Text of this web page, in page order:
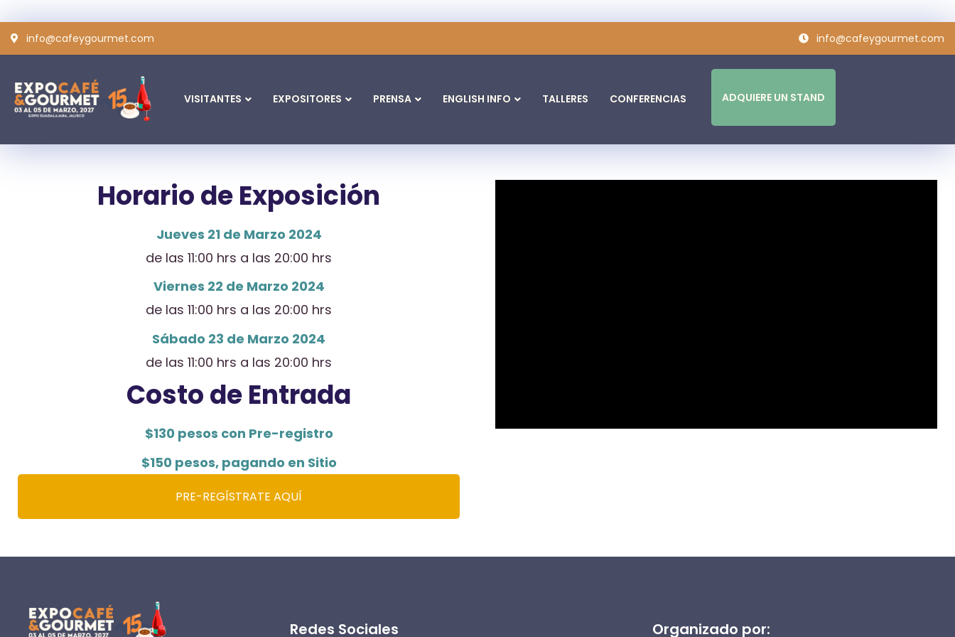
info@cafeygourmet.com info@cafeygourmet.com
VISITANTES EXPOSITORES PRENSA ENGLISH INFO TALLERES CONFERENCIAS ADQUIERE UN STAND
Horario de Exposición
Jueves 21 de Marzo 2024
de las 11:00 hrs a las 20:00 hrs
Viernes 22 de Marzo 2024
de las 11:00 hrs a las 20:00 hrs
Sábado 23 de Marzo 2024
de las 11:00 hrs a las 20:00 hrs
Costo de Entrada
$130 pesos con Pre-registro
$150 pesos, pagando en Sitio
PRE-REGÍSTRATE AQUÍ
Redes Sociales Organizado por: